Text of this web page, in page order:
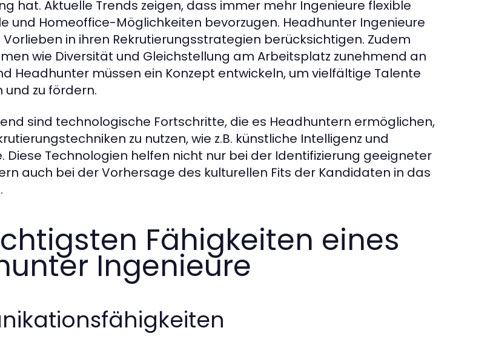
hat. Aktuelle Trends zeigen, dass immer mehr Ingenieure flexible
und Homeoffice-Möglichkeiten bevorzugen. Headhunter Ingenieure
in ihren Rekrutierungsstrategien berücksichtigen. Zudem
wie Diversität und Gleichstellung am Arbeitsplatz zunehmend an
Headhunter müssen ein Konzept entwickeln, um vielfältige Talente
zu fördern.
sind technologische Fortschritte, die es Headhuntern ermöglichen,
zu nutzen, wie z.B. künstliche Intelligenz und
Diese Technologien helfen nicht nur bei der Identifizierung geeigneter
auch bei der Vorhersage des kulturellen Fits der Kandidaten in das
Fähigkeiten eines
Ingenieure